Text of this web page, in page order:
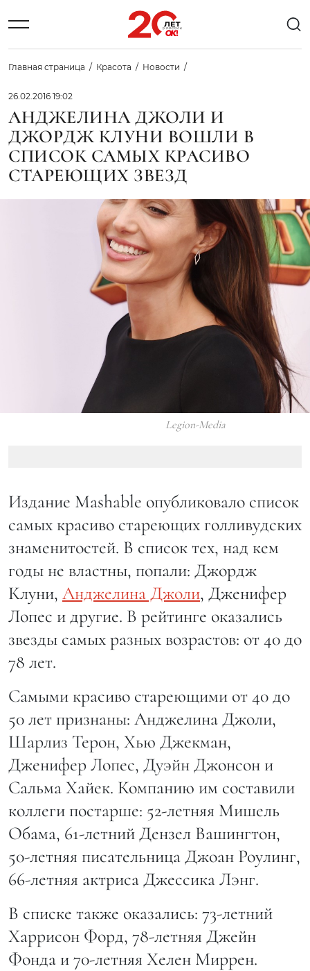
Главная страница Красота Новости
26.02.2016 19:02
АНДЖЕЛИНА ДЖОЛИ И
ДЖОРДЖ КЛУНИ ВОШЛИ В
СПИСОК САМЫХ КРАСИВО
СТАРЕЮЩИХ ЗВЕЗД
Legion-Media
Издание Mashable опубликовало список
самых красиво стареющих голливудских
знаменитостей. В список тех, над кем
годы не властны, попали: Джордж
Клуни, Анджелина Джоли, Дженифер
Лопес и другие. В рейтинге оказались
звезды самых разных возрастов: от 40 до
78 лет.
Самыми красиво стареющими от 40 до
50 лет признаны: Анджелина Джоли,
Шарлиз Терон, Хью Джекман,
Дженифер Лопес, Дуэйн Джонсон и
Сальма Хайек. Компанию им составили
коллеги постарше: 52-летняя Мишель
Обама, 61-летний Дензел Вашингтон,
50-летняя писательница Джоан Роулинг,
66-летняя актриса Джессика Лэнг.
В списке также оказались: 73-летний
Харрисон Форд, 78-летняя Джейн
Фонда и 70-летняя Хелен Миррен.